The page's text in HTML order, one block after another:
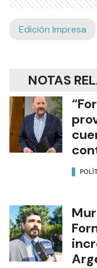
Edición Impresa
NOTAS